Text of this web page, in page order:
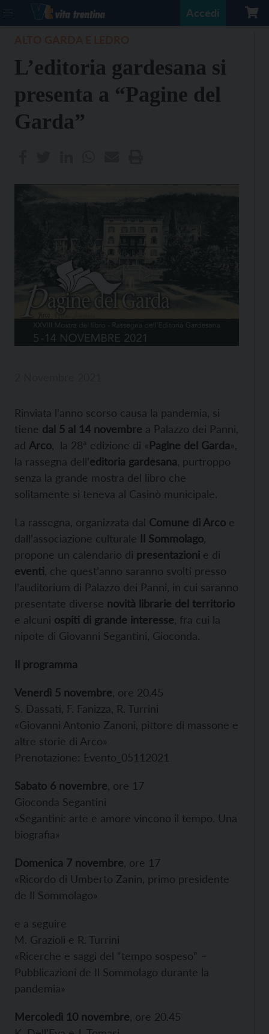
Accedi
L’editoria gardesana si
presenta a “Pagine del
Garda”
Rinviata l’anno scorso causa la pandemia, si
tiene dal 5 al 14 novembre a Palazzo dei Panni,
ad Arco , la 28ª edizione di «Pagine del Garda»,
la rassegna dell’editoria gardesana , purtroppo
senza la grande mostra del libro che
solitamente si teneva al Casinò municipale.
La rassegna, organizzata dal Comune di Arco e
dall’associazione culturale Il Sommolago
propone un calendario di presentazioni e di
eventi , che quest’anno saranno svolti presso
l’auditorium di Palazzo dei Panni, in cui saranno
presentate diverse novità librarie del territorio
e alcuni ospiti di grande interesse , fra cui la
nipote di Giovanni Segantini, Gioconda.
Il programma
Venerdì 5 novembre , ore 20.45
S. Dassati, F. Fanizza, R. Turrini
«Giovanni Antonio Zanoni, pittore di massone e
altre storie di Arco»
Prenotazione: Evento_05112021
Sabato 6 novembre , ore 17
Gioconda Segantini
«Segantini: arte e amore vincono il tempo. Una
biografia»
Domenica 7 novembre , ore 17
«Ricordo di Umberto Zanin, primo presidente
de Il Sommolago»
e a seguire
M. Grazioli e R. Turrini
«Ricerche e saggi del “tempo sospeso” –
Pubblicazioni de Il Sommolago durante la
pandemia»
Mercoledì 10 novembre , ore 20.45